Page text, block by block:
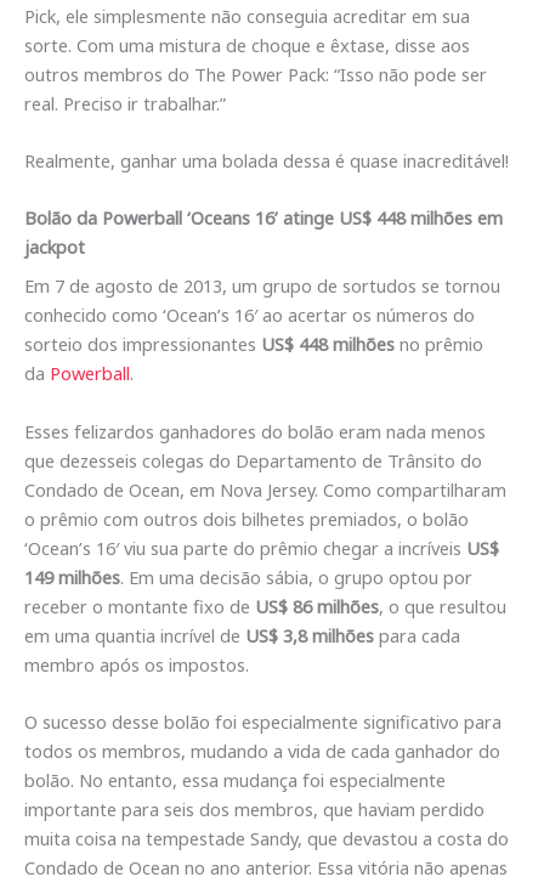
Pick, ele simplesmente não conseguia acreditar em sua
sorte. Com uma mistura de choque e êxtase, disse aos
outros membros do The Power Pack: “Isso não pode ser
real. Preciso ir trabalhar.”
Realmente, ganhar uma bolada dessa é quase inacreditável!
Bolão da Powerball ‘Oceans 16’ atinge US$ 448 milhões em
jackpot
Em 7 de agosto de 2013, um grupo de sortudos se tornou
conhecido como ‘Ocean’s 16′ ao acertar os números do
sorteio dos impressionantes US$ 448 milhões no prêmio
da Powerball.
Esses felizardos ganhadores do bolão eram nada menos
que dezesseis colegas do Departamento de Trânsito do
Condado de Ocean, em Nova Jersey. Como compartilharam
o prêmio com outros dois bilhetes premiados, o bolão
‘Ocean’s 16′ viu sua parte do prêmio chegar a incríveis US$
149 milhões. Em uma decisão sábia, o grupo optou por
receber o montante fixo de US$ 86 milhões, o que resultou
em uma quantia incrível de US$ 3,8 milhões para cada
membro após os impostos.
O sucesso desse bolão foi especialmente significativo para
todos os membros, mudando a vida de cada ganhador do
bolão. No entanto, essa mudança foi especialmente
importante para seis dos membros, que haviam perdido
muita coisa na tempestade Sandy, que devastou a costa do
Condado de Ocean no ano anterior. Essa vitória não apenas